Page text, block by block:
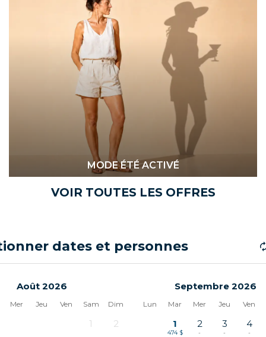
MODE ÉTÉ ACTIVÉ
VOIR TOUTES LES OFFRES
dates et personnes
Août 2026
Mer Jeu Ven Sam Dim
1 2
Septembre 2026
Lun Mar Mer Jeu Ven
1
474 $
2
-
3
-
4
-